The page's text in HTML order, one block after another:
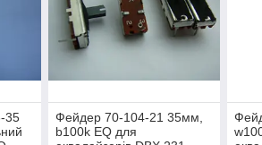
35
Фейдер 70-104-21 35мм,
b100k EQ для